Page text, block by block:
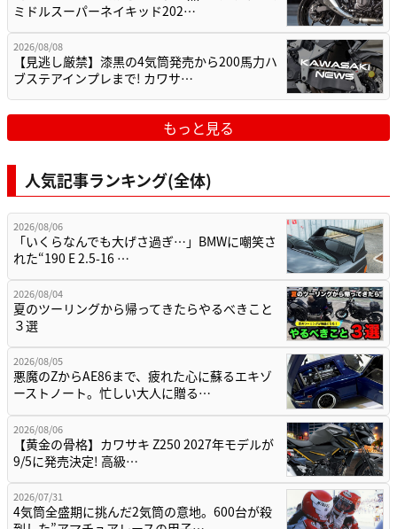
ミドルスーパーネイキッド202…
2026/08/08
【見逃し厳禁】漆黒の4気筒発売から200馬力ハ
ブステアインプレまで! カワサ…
もっと見る
人気記事ランキング(全体)
2026/08/06
「いくらなんでも大げさ過ぎ…」BMWに嘲笑さ
れた“190 E 2.5-16 …
2026/08/04
夏のツーリングから帰ってきたらやるべきこと
３選
2026/08/05
悪魔のZからAE86まで、疲れた心に蘇るエキゾ
ーストノート。忙しい大人に贈る…
2026/08/06
【黄金の骨格】カワサキ Z250 2027年モデルが
9/5に発売決定! 高級…
2026/07/31
4気筒全盛期に挑んだ2気筒の意地。600台が殺